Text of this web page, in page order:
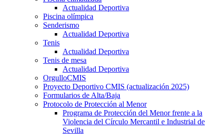
Actualidad Deportiva
Piscina olímpica
Senderismo
Actualidad Deportiva
Tenis
Actualidad Deportiva
Tenis de mesa
Actualidad Deportiva
OrgulloCMIS
Proyecto Deportivo CMIS (actualización 2025)
Formularios de Alta/Baja
Protocolo de Protección al Menor
Programa de Protección del Menor frente a la
Violencia del Círculo Mercantil e Industrial de
Sevilla